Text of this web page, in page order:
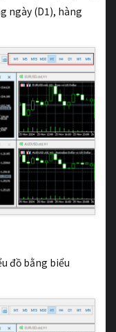
ngày (D1), hàng
đồ bằng biểu